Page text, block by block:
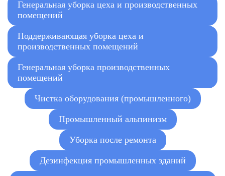
Уборка складских помещений
Очистка вентиляционных шахт и систем
кондиционирования
Удаление стойких промышленных запахов
₽
Полировка полов и защитное покрытие
от
Генеральная уборка цеха и производственных
помещений
Поддерживающая уборка цеха и
производственных помещений
Генеральная уборка производственных
помещений
Чистка оборудования (промышленного)
Промышленный альпинизм
Уборка после ремонта
Дезинфекция промышленных зданий